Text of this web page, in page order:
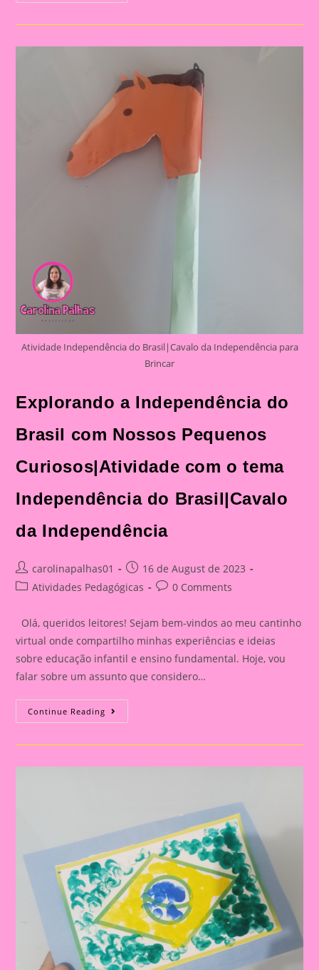
Do
Nossos
Curiosos|Medalha
Independência
Do
Brasil
Atividade Independência do Brasil|Cavalo da Independência para
Brincar
Explorando a Independência do
Brasil com Nossos Pequenos
Curiosos|Atividade com o tema
Independência do Brasil|Cavalo
da Independência
Post
author:
carolinapalhas01
Post
published:
16 de August de 2023
PostAtividades Pedagógicas
Post0 Comments
Olá, queridos leitores! Sejam bem-vindos ao meu cantinho
virtual onde compartilho minhas experiências e ideias
sobre educação infantil e ensino fundamental. Hoje, vou
falar sobre um assunto que considero…
Continue Reading Explorando
A
Nossos
Independência
Brasil|Cavalo
Da
Independência